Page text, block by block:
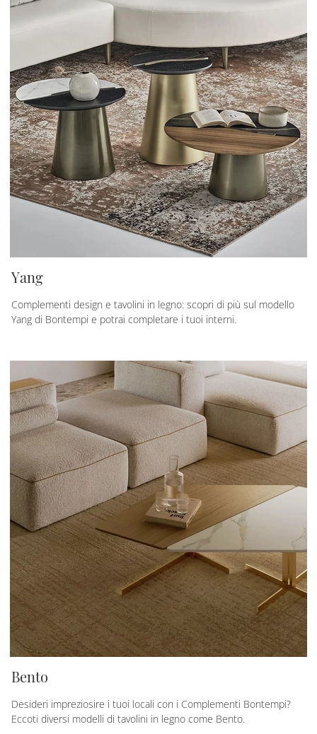
Yang
Complementi design e tavolini in legno: scopri di più sul modello
Yang di Bontempi e potrai completare i tuoi interni.
Bento
Desideri impreziosire i tuoi locali con i Complementi Bontempi?
Eccoti diversi modelli di tavolini in legno come Bento.